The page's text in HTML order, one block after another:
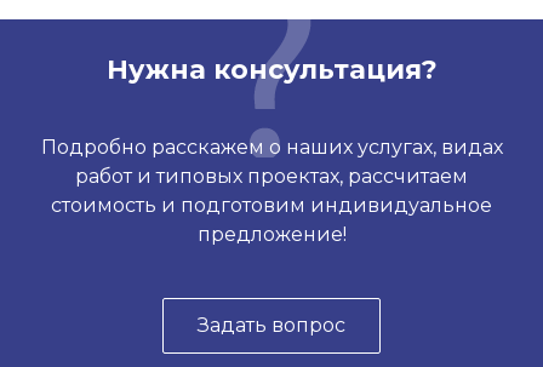
Нужна консультация?
Подробно расскажем о наших услугах, видах
работ и типовых проектах, рассчитаем
стоимость и подготовим индивидуальное
предложение!
Задать вопрос